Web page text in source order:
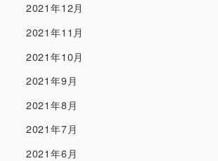
2021年12月
2021年11月
2021年10月
2021年9月
2021年8月
2021年7月
2021年6月